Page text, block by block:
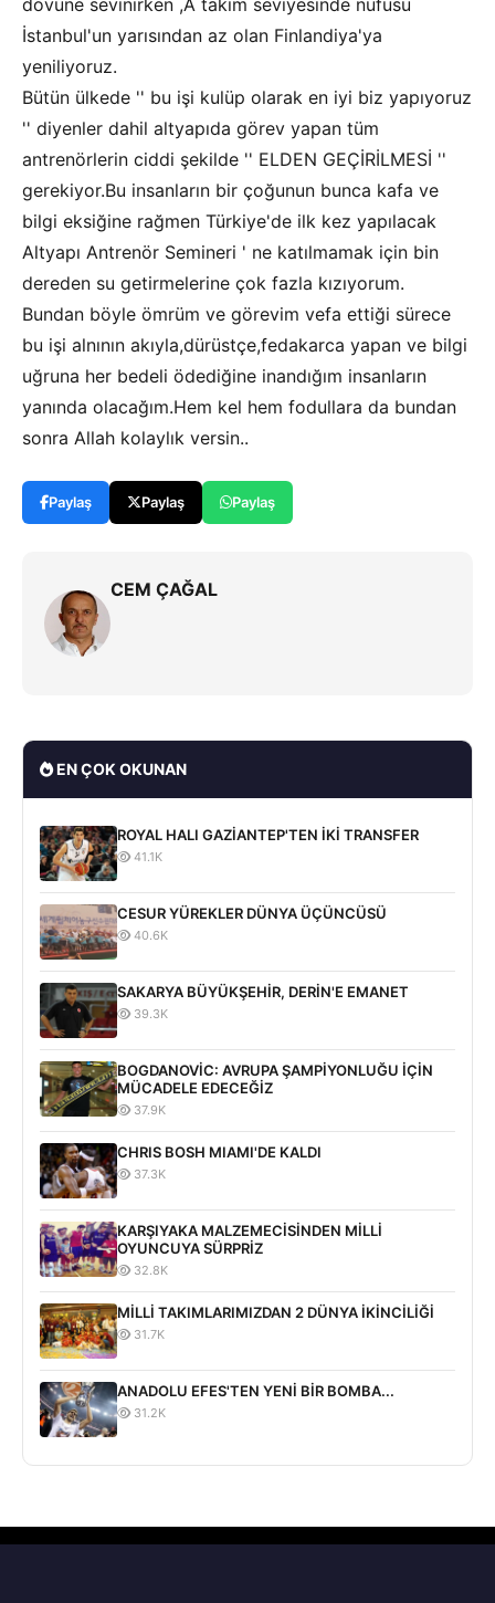
dövüne sevinirken ,A takım seviyesinde nüfusu
İstanbul'un yarısından az olan Finlandiya'ya
yeniliyoruz.
Bütün ülkede '' bu işi kulüp olarak en iyi biz yapıyoruz
'' diyenler dahil altyapıda görev yapan tüm
antrenörlerin ciddi şekilde '' ELDEN GEÇİRİLMESİ ''
gerekiyor.Bu insanların bir çoğunun bunca kafa ve
bilgi eksiğine rağmen Türkiye'de ilk kez yapılacak
Altyapı Antrenör Semineri ' ne katılmamak için bin
dereden su getirmelerine çok fazla kızıyorum.
Bundan böyle ömrüm ve görevim vefa ettiği sürece
bu işi alnının akıyla,dürüstçe,fedakarca yapan ve bilgi
uğruna her bedeli ödediğine inandığım insanların
yanında olacağım.Hem kel hem fodullara da bundan
sonra Allah kolaylık versin..
Paylaş Paylaş Paylaş
CEM ÇAĞAL
EN ÇOK OKUNAN
ROYAL HALI GAZİANTEP'TEN İKİ TRANSFER
41.1K
CESUR YÜREKLER DÜNYA ÜÇÜNCÜSÜ
40.6K
SAKARYA BÜYÜKŞEHİR, DERİN'E EMANET
39.3K
BOGDANOVİC: AVRUPA ŞAMPİYONLUĞU İÇİN
MÜCADELE EDECEĞİZ
37.9K
CHRIS BOSH MIAMI'DE KALDI
37.3K
KARŞIYAKA MALZEMECİSİNDEN MİLLİ
OYUNCUYA SÜRPRİZ
32.8K
MİLLİ TAKIMLARIMIZDAN 2 DÜNYA İKİNCİLİĞİ
31.7K
ANADOLU EFES'TEN YENİ BİR BOMBA...
31.2K